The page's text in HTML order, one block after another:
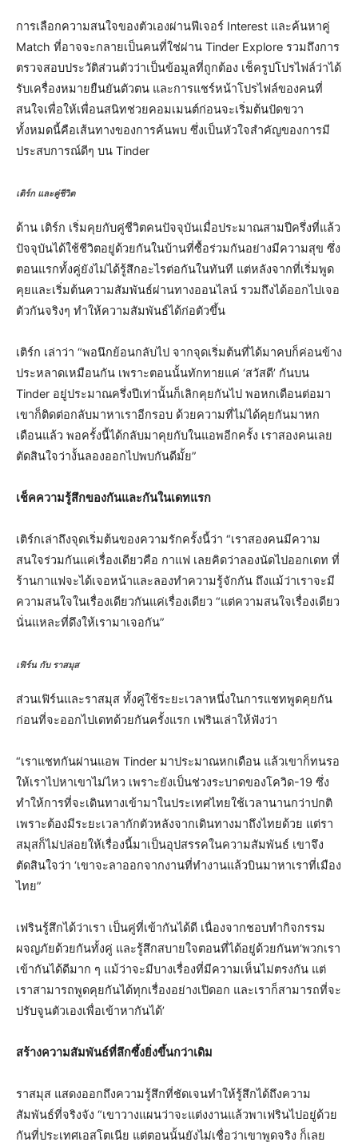
การเลือกความสนใจของตัวเองผ่านฟีเจอร์ Interest และค้นหาคู่
Match ที่อาจจะกลายเป็นคนที่ใช่ผ่าน Tinder Explore รวมถึงการ
ตรวจสอบประวัติส่วนตัวว่าเป็นข้อมูลที่ถูกต้อง เช็ครูปโปรไฟล์ว่าได้
รับเครื่องหมายยืนยันตัวตน และการแชร์หน้าโปรไฟล์ของคนที่
สนใจเพื่อให้เพื่อนสนิทช่วยคอมเมนต์ก่อนจะเริ่มต้นปัดขวา
ทั้งหมดนี้คือเส้นทางของการค้นพบ ซึ่งเป็นหัวใจสำคัญของการมี
ประสบการณ์ดีๆ บน Tinder
เติร์ก และคู่ชีวิต
ด้าน เติร์ก เริ่มคุยกับคู่ชีวิตคนปัจจุบันเมื่อประมาณสามปีครึ่งที่แล้ว
ปัจจุบันได้ใช้ชีวิตอยู่ด้วยกันในบ้านที่ซื้อร่วมกันอย่างมีความสุข ซึ่ง
ตอนแรกทั้งคู่ยังไม่ได้รู้สึกอะไรต่อกันในทันที แต่หลังจากที่เริ่มพูด
คุยและเริ่มต้นความสัมพันธ์ผ่านทางออนไลน์ รวมถึงได้ออกไปเจอ
ตัวกันจริงๆ ทำให้ความสัมพันธ์ได้ก่อตัวขึ้น
เติร์ก เล่าว่า “พอนึกย้อนกลับไป จากจุดเริ่มต้นที่ได้มาคบก็ค่อนข้าง
ประหลาดเหมือนกัน เพราะตอนนั้นทักทายแค่ ‘สวัสดี’ กันบน
Tinder อยู่ประมาณครึ่งปีเท่านั้นก็เลิกคุยกันไป พอหกเดือนต่อมา
เขาก็ติดต่อกลับมาหาเราอีกรอบ ด้วยความที่ไม่ได้คุยกันมาหก
เดือนแล้ว พอครั้งนี้ได้กลับมาคุยกับในแอพอีกครั้ง เราสองคนเลย
ตัดสินใจว่างั้นลองออกไปพบกันดีมั้ย”
เช็คความรู้สึกของกันและกันในเดทแรก
เติร์กเล่าถึงจุดเริ่มต้นของความรักครั้งนี้ว่า “เราสองคนมีความ
สนใจร่วมกันแค่เรื่องเดียวคือ กาแฟ เลยคิดว่าลองนัดไปออกเดท ที่
ร้านกาแฟจะได้เจอหน้าและลองทำความรู้จักกัน ถึงแม้ว่าเราจะมี
ความสนใจในเรื่องเดียวกันแค่เรื่องเดียว “แต่ความสนใจเรื่องเดียว
นั่นแหละที่ดึงให้เรามาเจอกัน”
เฟิร์น กับ ราสมุส
ส่วนเฟิร์นและราสมุส ทั้งคู่ใช้ระยะเวลาหนึ่งในการแชทพูดคุยกัน
ก่อนที่จะออกไปเดทด้วยกันครั้งแรก เฟรินเล่าให้ฟังว่า
“เราแชทกันผ่านแอพ Tinder มาประมาณหกเดือน แล้วเขาก็ทนรอ
ให้เราไปหาเขาไม่ไหว เพราะยังเป็นช่วงระบาดของโควิด-19 ซึ่ง
ทำให้การที่จะเดินทางเข้ามาในประเทศไทยใช้เวลานานกว่าปกติ
เพราะต้องมีระยะเวลากักตัวหลังจากเดินทางมาถึงไทยด้วย แต่รา
สมุสก็ไม่ปล่อยให้เรื่องนี้มาเป็นอุปสรรคในความสัมพันธ์ เขาจึง
ตัดสินใจว่า ‘เขาจะลาออกจากงานที่ทำงานแล้วบินมาหาเราที่เมือง
ไทย”
เฟรินรู้สึกได้ว่าเรา เป็นคู่ที่เข้ากันได้ดี เนื่องจากชอบทำกิจกรรม
ผจญภัยด้วยกันทั้งคู่ และรู้สึกสบายใจตอนที่ได้อยู่ด้วยกันท‘พวกเรา
เข้ากันได้ดีมาก ๆ แม้ว่าจะมีบางเรื่องที่มีความเห็นไม่ตรงกัน แต่
เราสามารถพูดคุยกันได้ทุกเรื่องอย่างเปิดอก และเราก็สามารถที่จะ
ปรับจูนตัวเองเพื่อเข้าหากันได้’
สร้างความสัมพันธ์ที่ลึกซึ้งยิ่งขึ้นกว่าเดิม
ราสมุส แสดงออกถึงความรู้สึกที่ชัดเจนทำให้รู้สึกได้ถึงความ
สัมพันธ์ที่จริงจัง “เขาวางแผนว่าจะแต่งงานแล้วพาเฟรินไปอยู่ด้วย
กันที่ประเทศเอสโตเนีย แต่ตอนนั้นยังไม่เชื่อว่าเขาพูดจริง ก็เลย